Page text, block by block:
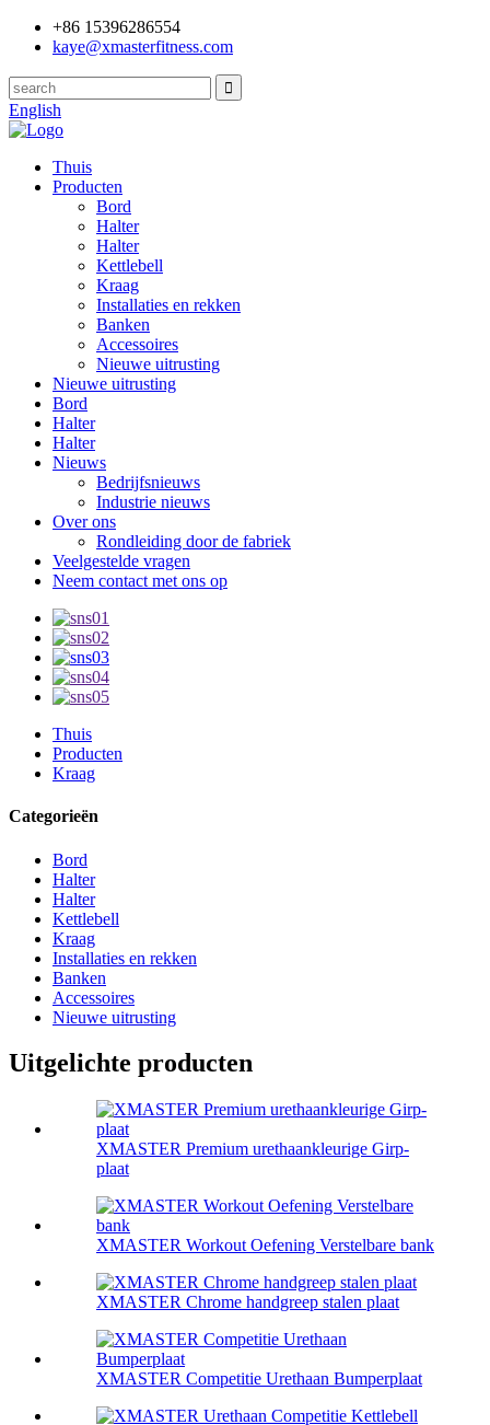
+86 15396286554
kaye@xmasterfitness.com
English
Thuis
Producten
Bord
Halter
Halter
Kettlebell
Kraag
Installaties en rekken
Banken
Accessoires
Nieuwe uitrusting
Nieuwe uitrusting
Bord
Halter
Halter
Nieuws
Bedrijfsnieuws
Industrie nieuws
Over ons
Rondleiding door de fabriek
Veelgestelde vragen
Neem contact met ons op
Thuis
Producten
Kraag
Categorieën
Bord
Halter
Halter
Kettlebell
Kraag
Installaties en rekken
Banken
Accessoires
Nieuwe uitrusting
Uitgelichte producten
XMASTER Premium urethaankleurige Girp-
plaat
XMASTER Workout Oefening Verstelbare bank
XMASTER Chrome handgreep stalen plaat
XMASTER Competitie Urethaan Bumperplaat